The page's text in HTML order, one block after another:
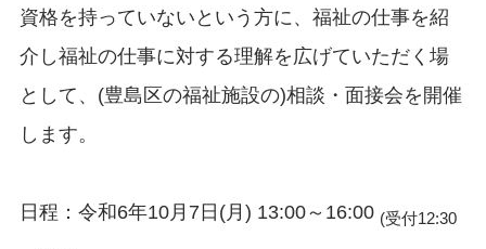
資格を持っていないという方に、福祉の仕事を紹
介し福祉の仕事に対する理解を広げていただく場
として、(豊島区の福祉施設の)相談・面接会を開催
します。
日程：令和6年10月7日(月) 13:00～16:00 (受付12:30